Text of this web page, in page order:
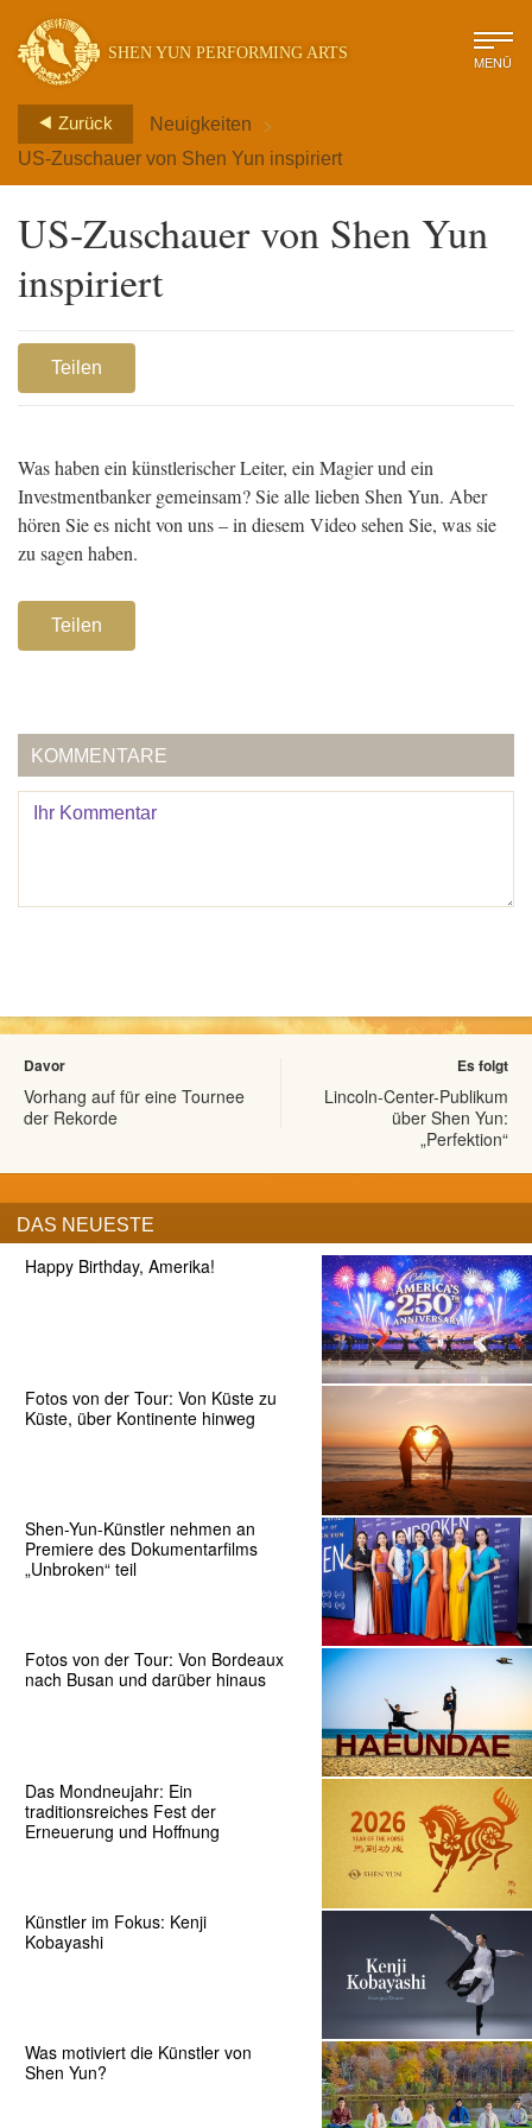
SHEN YUN PERFORMING ARTS MENÜ
Zurück Neuigkeiten >
US-Zuschauer von Shen Yun inspiriert
US-Zuschauer von Shen Yun
inspiriert
Teilen
Was haben ein künstlerischer Leiter, ein Magier und ein
Investmentbanker gemeinsam? Sie alle lieben Shen Yun. Aber
hören Sie es nicht von uns – in diesem Video sehen Sie, was sie
zu sagen haben.
Teilen
KOMMENTARE
Davor
Vorhang auf für eine Tournee
der Rekorde
Es folgt
Lincoln-Center-Publikum
über Shen Yun:
„Perfektion“
DAS NEUESTE
Happy Birthday, Amerika!
Fotos von der Tour: Von Küste zu
Küste, über Kontinente hinweg
Shen-Yun-Künstler nehmen an
Premiere des Dokumentarfilms
„Unbroken“ teil
Fotos von der Tour: Von Bordeaux
nach Busan und darüber hinaus
Das Mondneujahr: Ein
traditionsreiches Fest der
Erneuerung und Hoffnung
Künstler im Fokus: Kenji
Kobayashi
Was motiviert die Künstler von
Shen Yun?